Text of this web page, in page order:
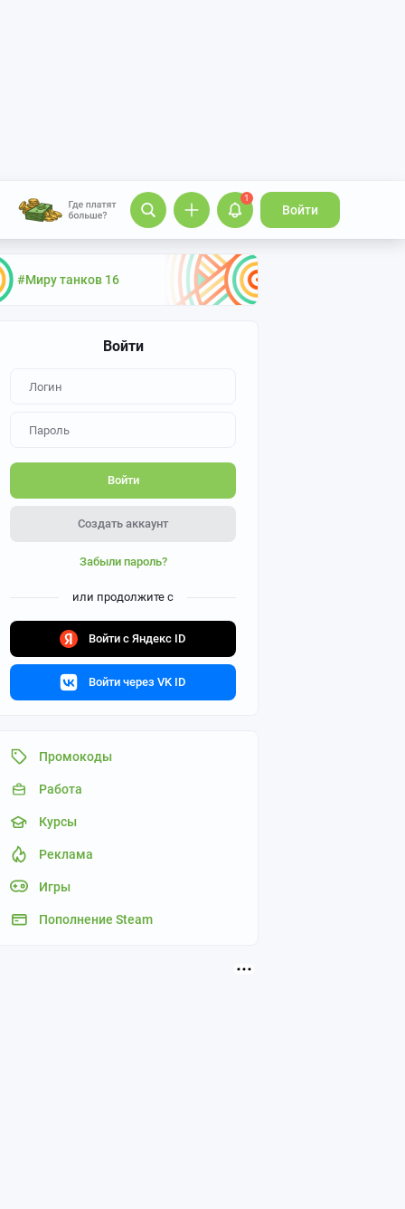
1
Войти
#Миру танков 16
Войти
Войти
Создать аккаунт
Забыли пароль?
или продолжите с
Войти с Яндекс ID
Войти через VK ID
Промокоды
Работа
Курсы
Реклама
Игры
Пополнение Steam